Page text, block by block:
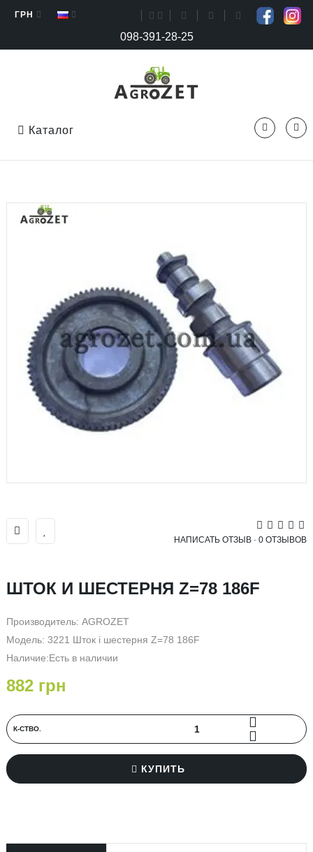
ГРН
098-391-28-25
Каталог
НАПИСАТЬ ОТЗЫВ - 0 ОТЗЫВОВ
ШТОК И ШЕСТЕРНЯ Z=78 186F
Производитель: AGROZET
Модель: 3221 Шток і шестерня Z=78 186F
Наличие:Есть в наличии
882 грн
К-СТВО.
КУПИТЬ